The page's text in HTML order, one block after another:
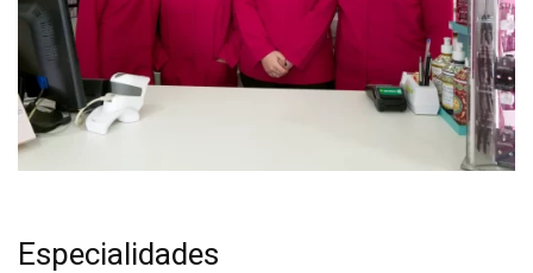
Especialidades